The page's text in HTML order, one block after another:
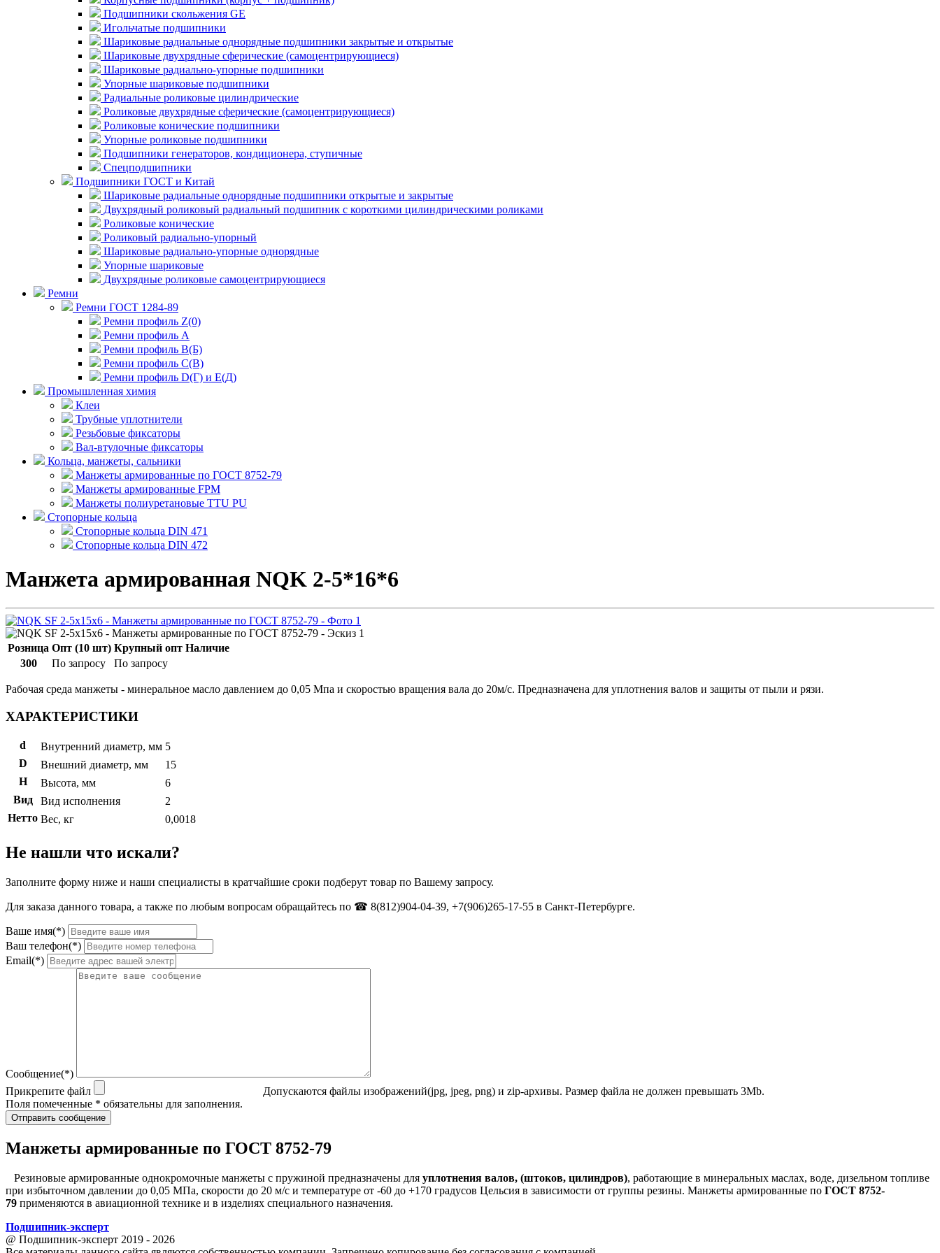
Подшипники скольжения GE
Игольчатые подшипники
Шариковые радиальные однорядные подшипники закрытые и открытые
Шариковые двухрядные сферические (самоцентрирующиеся)
Шариковые радиально-упорные подшипники
Упорные шариковые подшипники
Радиальные роликовые цилиндрические
Роликовые двухрядные сферические (самоцентрирующиеся)
Роликовые конические подшипники
Упорные роликовые подшипники
Подшипники генераторов, кондиционера, ступичные
Спецподшипники
Подшипники ГОСТ и Китай
Шариковые радиальные однорядные подшипники открытые и закрытые
Двухрядный роликовый радиальный подшипник с короткими цилиндрическими роликами
Роликовые конические
Роликовый радиально-упорный
Шариковые радиально-упорные однорядные
Упорные шариковые
Двухрядные роликовые самоцентрирующиеся
Ремни
Ремни ГОСТ 1284-89
Ремни профиль Z(0)
Ремни профиль А
Ремни профиль В(Б)
Ремни профиль С(В)
Ремни профиль D(Г) и E(Д)
Промышленная химия
Клеи
Трубные уплотнители
Резьбовые фиксаторы
Вал-втулочные фиксаторы
Кольца, манжеты, сальники
Манжеты армированные по ГОСТ 8752-79
Манжеты армированные FPM
Манжеты полиуретановые TTU PU
Стопорные кольца
Стопорные кольца DIN 471
Стопорные кольца DIN 472
Манжета армированная NQK 2-5*16*6
Розница Опт (10 шт) Крупный опт Наличие
300
По запросу По запросу
Рабочая среда манжеты - минеральное масло давлением до 0,05 Мпа и скоростью вращения вала до 20м/с. Предназначена для уплотнения валов и защиты от пыли и рязи.
ХАРАКТЕРИСТИКИ
d Внутренний диаметр, мм 5
D
Внешний диаметр, мм
15
H
Высота, мм
6
Вид
Вид исполнения
2
Нетто Вес, кг 0,0018
Не нашли что искали?
Заполните форму ниже и наши специалисты в кратчайшие сроки подберут товар по Вашему запросу.
Для заказа данного товара, а также по любым вопросам обращайтесь по ☎ 8(812)904-04-39, +7(906)265-17-55 в Санкт-Петербурге.
Ваше имя(*)
Ваш телефон(*)
Email(*)
Сообщение(*)
Прикрепите файл
Допускаются файлы изображений(jpg, jpeg, png) и zip-архивы. Размер файла не должен превышать 3Mb.
Поля помеченные * обязательны для заполнения.
Отправить сообщение
Манжеты армированные по ГОСТ 8752-79
Резиновые армированные однокромочные манжеты с пружиной предназначены для уплотнения валов, (штоков, цилиндров), работающие в минеральных маслах, воде, дизельном топливе
при избыточном давлении до 0,05 МПа, скорости до 20 м/с и температуре от -60 до +170 градусов Цельсия в зависимости от группы резины. Манжеты армированные по ГОСТ 8752-
79 применяются в авиационной технике и в изделиях специального назначения.
Подшипник-эксперт
@ Подшипник-эксперт 2019 - 2026